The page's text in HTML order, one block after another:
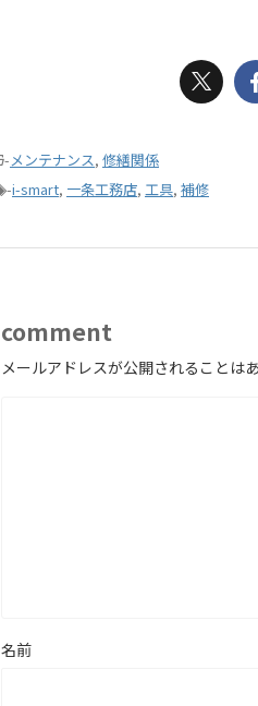
-メンテナンス, 修繕関係
-i-smart, 一条工務店, 工具, 補修
comment
メールアドレスが公開されることはあ
名前